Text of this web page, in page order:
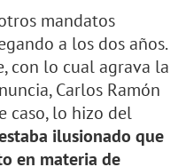
mandatos
a los dos años.
con lo cual agrava la
Carlos Ramón
caso, lo hizo del
ilusionado que
en materia de